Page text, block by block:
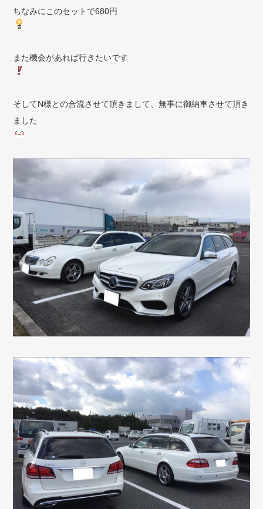
ちなみにこのセットで680円
また機会があれば行きたいです
そしてN様との合流させて頂きまして、無事に御納車させて頂き
ました